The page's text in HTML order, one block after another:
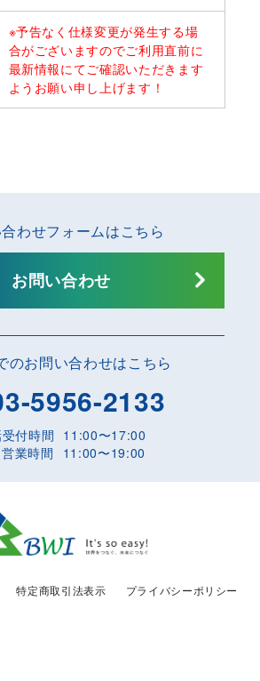
※予告なく仕様変更が発生する場
合がございますのでご利用直前に
最新情報にてご確認いただきます
ようお願い申し上げます！
のお問い合わせはこちら
5956-2133
付時間 11:00〜17:00
時間
11:00〜19:00
わせフォームはこちら
お問い合わせ
特定商取引法表示 プライバシーポリシー